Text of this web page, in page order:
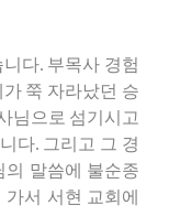
다. 부목사 경험
쭉 자라났던 승
님으로 섬기시고
다. 그리고 그 경
의 말씀에 불순종
서 서현 교회에